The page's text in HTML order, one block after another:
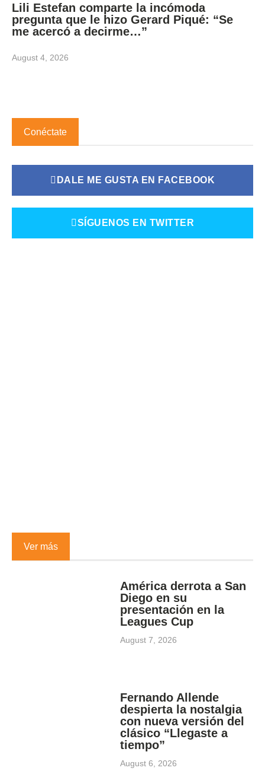
Lili Estefan comparte la incómoda
pregunta que le hizo Gerard Piqué: “Se
me acercó a decirme…”
August 4, 2026
Conéctate
DALE ME GUSTA EN FACEBOOK
SÍGUENOS EN TWITTER
Ver más
América derrota a San
Diego en su
presentación en la
Leagues Cup
August 7, 2026
Fernando Allende
despierta la nostalgia
con nueva versión del
clásico “Llegaste a
tiempo”
August 6, 2026